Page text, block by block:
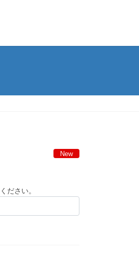
New
ださい。